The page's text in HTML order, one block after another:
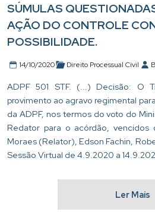
SÚMULAS
AÇÃO DO CONTROLE
POSSIBILIDADE.
14/10/2020 Direito Processual Civil
ADPF 501 STF. (...) Decisão: O
provimento ao agravo regimental
da ADPF, nos termos do voto do
Redator para o acórdão, vencidos
Moraes (Relator), Edson Fachin,
Sessão Virtual de 4.9.2020 a
Ler Mais